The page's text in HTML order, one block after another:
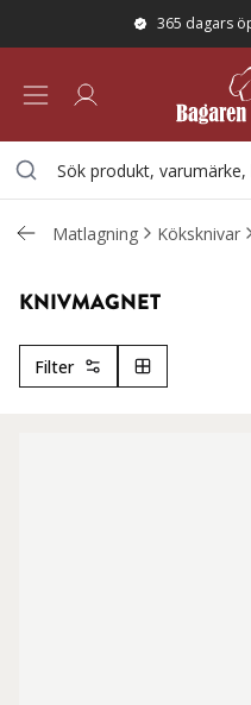
365 dagars
Matlagning Köksknivar
KNIVMAGNET
Filter